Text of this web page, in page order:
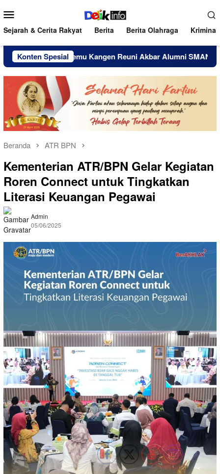
ke
kontenMobile
Sejarah & Cerita Rakyat Berita Berita Olahraga Kriminal
Konten Spesial
Temu Kangen Reuni Akbar Alumni SMANDA Bengkulu
Beranda ATR BPN
Kementerian ATR/BPN Gelar Kegiatan
Roren Connect untuk Tingkatkan
Literasi Keuangan Pegawai
Admin
05/06/2025